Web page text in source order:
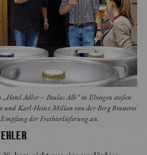
„Hotel Adler – Paulas Alb“ in Ehingen stoßen
Karl-Heinz Millan von der Berg Brauerei
der Freibierlieferung an.